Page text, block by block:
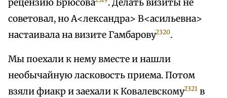
рецензию Брюсова
. Делать визиты не
советовал, но А<лександра> В<асильевна>
настаивала на визите Гамбарову2320.
Мы поехали к нему вместе и нашли
необычайную ласковость приема. Потом
взяли фиакр и заехали к Ковалевскому2321 в